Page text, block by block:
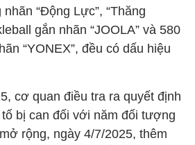
“Động Lực”, “Thăng
gắn nhãn “JOOLA” và 580
“YONEX”, đều có dấu hiệu
cơ quan điều tra ra quyết định
bị can đối với năm đối tượng
rộng, ngày 4/7/2025, thêm